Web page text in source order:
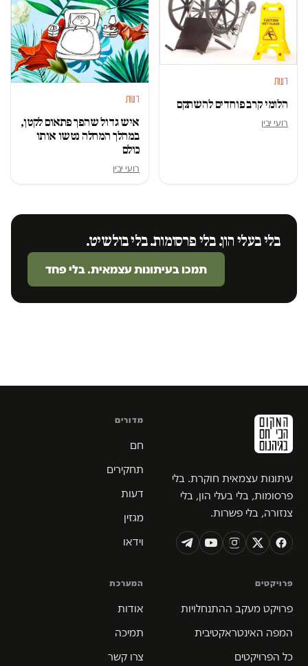
דעות
הלומי קרב פוחדים להשתקם
רועי יבין
דעות
איש גדול שהפך פתאום לקטן,
במהלך המחלה נטשו אותו
כולם
רועי יבין
בלי בעלי הון. בלי פרסומות. בלי בולשיט.
תמכו בעיתונות עצמאית. בלי פחד
עיתונות עצמאית חוקרת. בלי
פרסומות, בלי בעלי הון, בלי
צנזורה, בלי פשרות.
מדורים
חם
תחקירים
דעות
מגזין
וידאו
פרויקטים
פרויקט מעקב ההתנחלויות
המפה האינטראקטיבית
כל הפרויקטים
המערכת
אודות
תמיכה
צרו קשר